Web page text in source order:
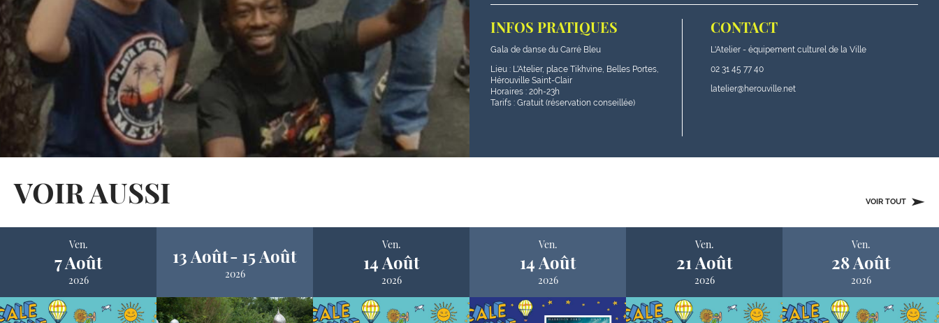
INFOS PRATIQUES
Gala de danse du Carré Bleu
Lieu : L'Atelier, place Tikhvine, Belles Portes,
Hérouville Saint-Clair
Horaires : 20h-23h
Tarifs : Gratuit (réservation conseillée)
CONTACT
L'Atelier - équipement culturel de la Ville
02 31 45 77 40
latelier@herouville.net
VOIR AUSSI VOIR TOUT
Ven.
7 Août
2026
13 Août 15 Août
2026
Ven.
14 Août
2026
Ven.
14 Août
2026
Ven.
21 Août
2026
Ven.
28 Août
2026